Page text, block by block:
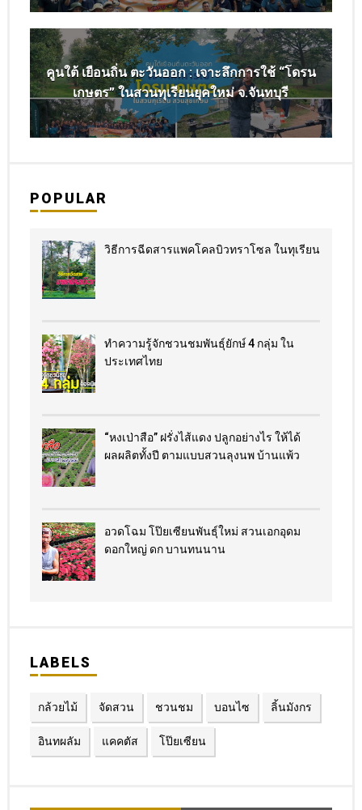
คูนใต้ เยือนถิ่น ตะวันออก : เจาะลึกการใช้ “โดรน
เกษตร” ในสวนทุเรียนยุคใหม่ จ.จันทบุรี
POPULAR
วิธีการฉีดสารแพคโคลบิวทราโซล ในทุเรียน
ทำความรู้จักชวนชมพันธุ์ยักษ์ 4 กลุ่ม ใน
ประเทศไทย
“หงเป่าสือ” ฝรั่งไส้แดง​ ปลูกอย่างไร​ ให้ได้
ผลผลิตทั้งปี ตามแบบสวนลุงนพ บ้านแพ้ว
อวดโฉม โป๊ยเซียนพันธุ์ใหม่ สวนเอกอุดม
ดอกใหญ่ ดก บานทนนาน
LABELS
กล้วยไม้ จัดสวน ชวนชม บอนไซ ลิ้นมังกร
อินทผลัม แคคตัส โป๊ยเซียน